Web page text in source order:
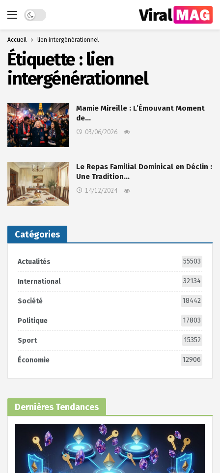
Dark mode
Accueil lien intergénérationnel
Étiquette : lien
intergénérationnel
Mamie Mireille : L’Émouvant Moment
de…
03/06/2026
Le Repas Familial Dominical en Déclin :
Une Tradition…
14/12/2024
Catégories
Actualités 55503
International 32134
Société 18442
Politique 17803
Sport 15352
Économie 12906
Dernières Tendances